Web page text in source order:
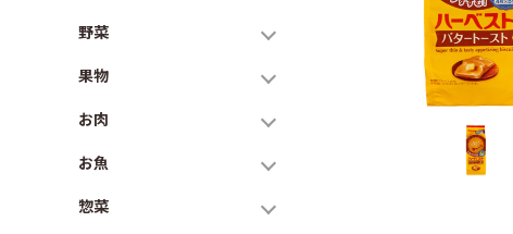
野菜
果物
お肉
お魚
惣菜